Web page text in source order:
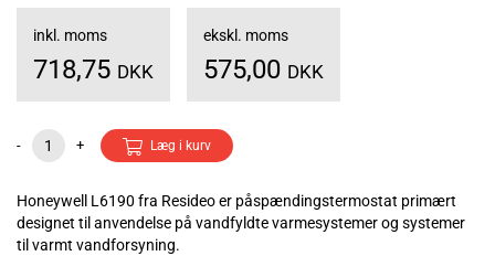
inkl. moms
718,75 DKK
ekskl. moms
575,00 DKK
- + Læg i kurv
Honeywell L6190 fra Resideo er påspændingstermostat primært
designet til anvendelse på vandfyldte varmesystemer og systemer
til varmt vandforsyning.